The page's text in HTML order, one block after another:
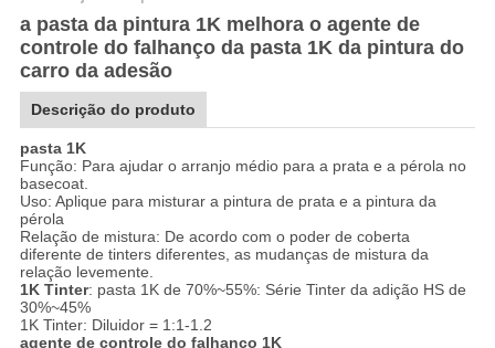
a pasta da pintura 1K melhora o agente de
controle do falhanço da pasta 1K da pintura do
carro da adesão
Descrição do produto
pasta 1K
Função: Para ajudar o arranjo médio para a prata e a pérola no
basecoat.
Uso: Aplique para misturar a pintura de prata e a pintura da
pérola
Relação de mistura: De acordo com o poder de coberta
diferente de tinters diferentes, as mudanças de mistura da
relação levemente.
1K Tinter: pasta 1K de 70%~55%: Série Tinter da adição HS de
30%~45%
1K Tinter: Diluidor = 1:1-1.2
agente de controle do falhanço 1K